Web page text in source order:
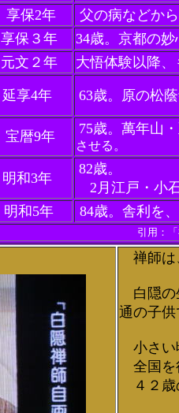
享保2年
父の病などか
享保３年
34歳。京都の
元文２年
大悟体験以降
延享4年 63歳。原の松
宝暦9年 75歳。萬年山
させる。
明和3年
82歳。
2月江戸・小
明和5年 84歳。舎利を
引用：
禅師は
白隠の
通の子
小さい
全国を
４２歳